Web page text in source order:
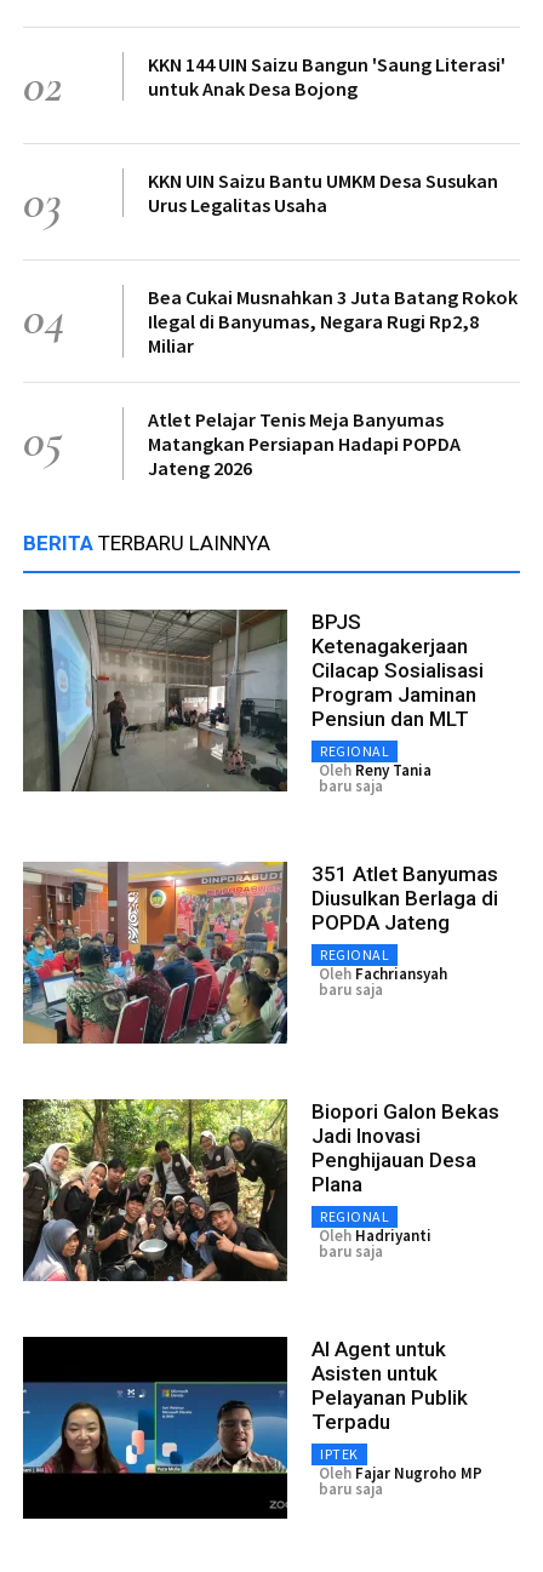
02
KKN 144 UIN Saizu Bangun 'Saung Literasi'
untuk Anak Desa Bojong
03
KKN UIN Saizu Bantu UMKM Desa Susukan
Urus Legalitas Usaha
04
Bea Cukai Musnahkan 3 Juta Batang Rokok
Ilegal di Banyumas, Negara Rugi Rp2,8
Miliar
05
Atlet Pelajar Tenis Meja Banyumas
Matangkan Persiapan Hadapi POPDA
Jateng 2026
BERITA TERBARU LAINNYA
BPJS
Ketenagakerjaan
Cilacap Sosialisasi
Program Jaminan
Pensiun dan MLT
REGIONAL
Oleh Reny Tania
baru saja
351 Atlet Banyumas
Diusulkan Berlaga di
POPDA Jateng
REGIONAL
Oleh Fachriansyah
baru saja
Biopori Galon Bekas
Jadi Inovasi
Penghijauan Desa
Plana
REGIONAL
Oleh Hadriyanti
baru saja
AI Agent untuk
Asisten untuk
Pelayanan Publik
Terpadu
IPTEK
Oleh Fajar Nugroho MP
baru saja